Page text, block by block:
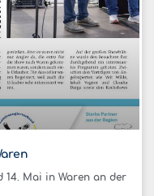
14. Mai in Waren an der